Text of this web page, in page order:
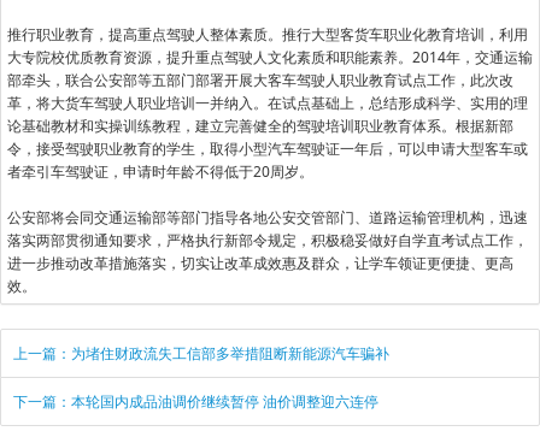
推行职业教育，提高重点驾驶人整体素质。推行大型客货车职业化教育培训，利用
大专院校优质教育资源，提升重点驾驶人文化素质和职能素养。2014年，交通运输
部牵头，联合公安部等五部门部署开展大客车驾驶人职业教育试点工作，此次改
革，将大货车驾驶人职业培训一并纳入。在试点基础上，总结形成科学、实用的理
论基础教材和实操训练教程，建立完善健全的驾驶培训职业教育体系。根据新部
令，接受驾驶职业教育的学生，取得小型汽车驾驶证一年后，可以申请大型客车或
者牵引车驾驶证，申请时年龄不得低于20周岁。
公安部将会同交通运输部等部门指导各地公安交管部门、道路运输管理机构，迅速
落实两部贯彻通知要求，严格执行新部令规定，积极稳妥做好自学直考试点工作，
进一步推动改革措施落实，切实让改革成效惠及群众，让学车领证更便捷、更高
效。
上一篇：为堵住财政流失工信部多举措阻断新能源汽车骗补
下一篇：本轮国内成品油调价继续暂停 油价调整迎六连停